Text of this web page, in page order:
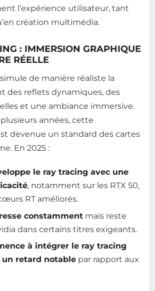
l’expérience utilisateur, tant
création multimédia.
: IMMERSION GRAPHIQUE
RÉELLE
de manière réaliste la
des reflets dynamiques, des
et une ambiance immersive.
années, cette
devenue un standard des cartes
En 2025 :
le ray tracing avec une
, notamment sur les RTX 50,
RT améliorés.
constamment mais reste
dans certains titres exigeants.
à intégrer le ray tracing
un retard notable par rapport aux